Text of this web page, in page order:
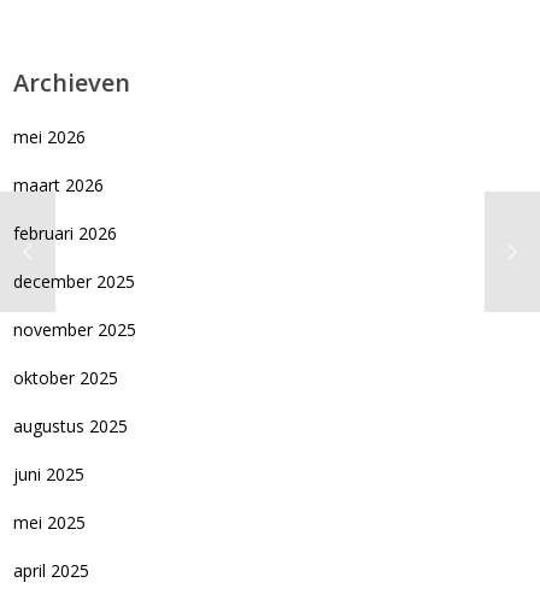
Archieven
mei 2026
maart 2026
februari 2026
december 2025
november 2025
oktober 2025
augustus 2025
juni 2025
mei 2025
april 2025